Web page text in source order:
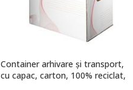
Container arhivare și transport,
cu capac, carton, 100% reciclat,